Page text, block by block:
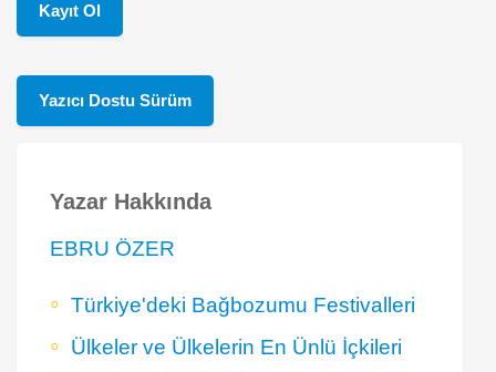
Kayıt Ol
Yazıcı Dostu Sürüm
Yazar Hakkında
EBRU ÖZER
Türkiye'deki Bağbozumu Festivalleri
Ülkeler ve Ülkelerin En Ünlü İçkileri